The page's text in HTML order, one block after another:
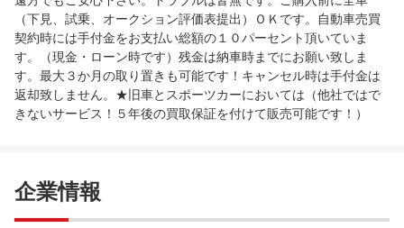
（下見、試乗、オークション評価表提出）ＯＫです。自動車売買
契約時には手付金をお支払い総額の１０パーセント頂いていま
す。（現金・ローン時です）残金は納車時までにお願い致しま
す。最大３か月の取り置きも可能です！キャンセル時は手付金は
返却致しません。★旧車とスポーツカーにおいては（他社ではで
きないサービス！５年後の買取保証を付けて販売可能です！）
企業情報